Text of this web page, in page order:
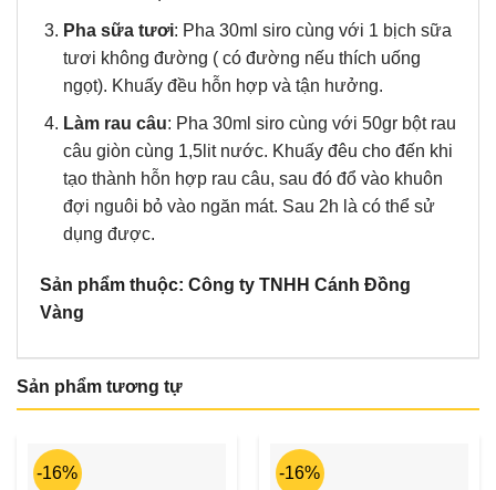
Pha sữa tươi: Pha 30ml siro cùng với 1 bịch sữa
tươi không đường ( có đường nếu thích uống
ngọt). Khuấy đều hỗn hợp và tận hưởng.
Làm rau câu: Pha 30ml siro cùng với 50gr bột rau
câu giòn cùng 1,5lit nước. Khuấy đêu cho đến khi
tạo thành hỗn hợp rau câu, sau đó đổ vào khuôn
đợi nguôi bỏ vào ngăn mát. Sau 2h là có thể sử
dụng được.
Sản phẩm thuộc: Công ty TNHH Cánh Đồng
Vàng
Sản phẩm tương tự
-16% -16%